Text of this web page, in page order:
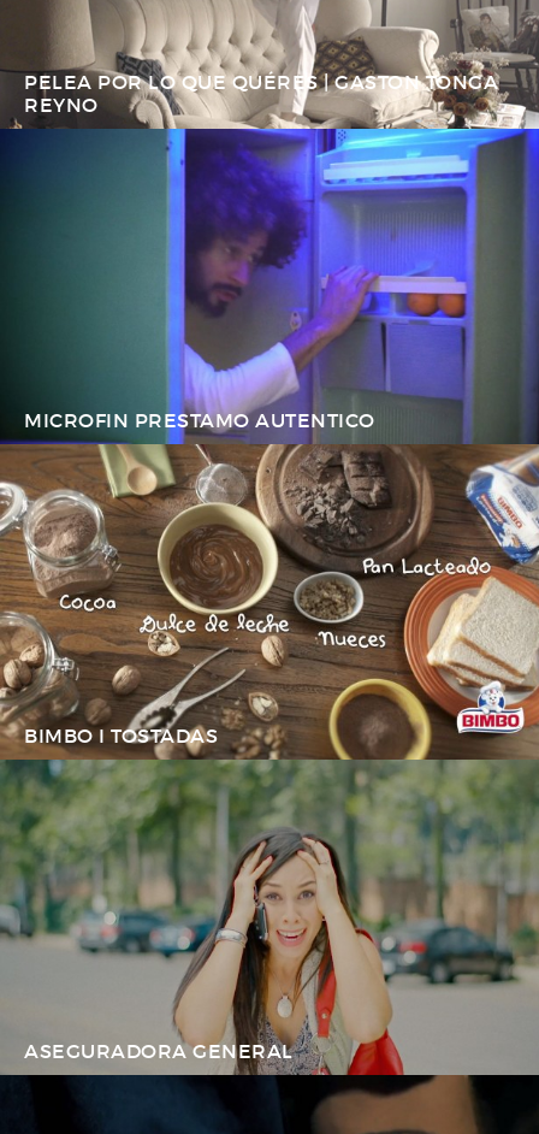
PELEA POR LO QUE QUÉRES | GASTON TONGA
REYNO
MICROFIN PRESTAMO AUTENTICO
BIMBO I TOSTADAS
ASEGURADORA GENERAL